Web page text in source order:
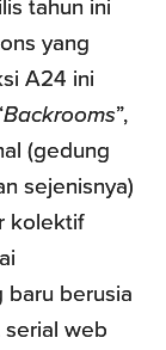
tahun ini
yang
A24 ini
Backrooms”,
(gedung
sejenisnya)
kolektif
baru berusia
serial web